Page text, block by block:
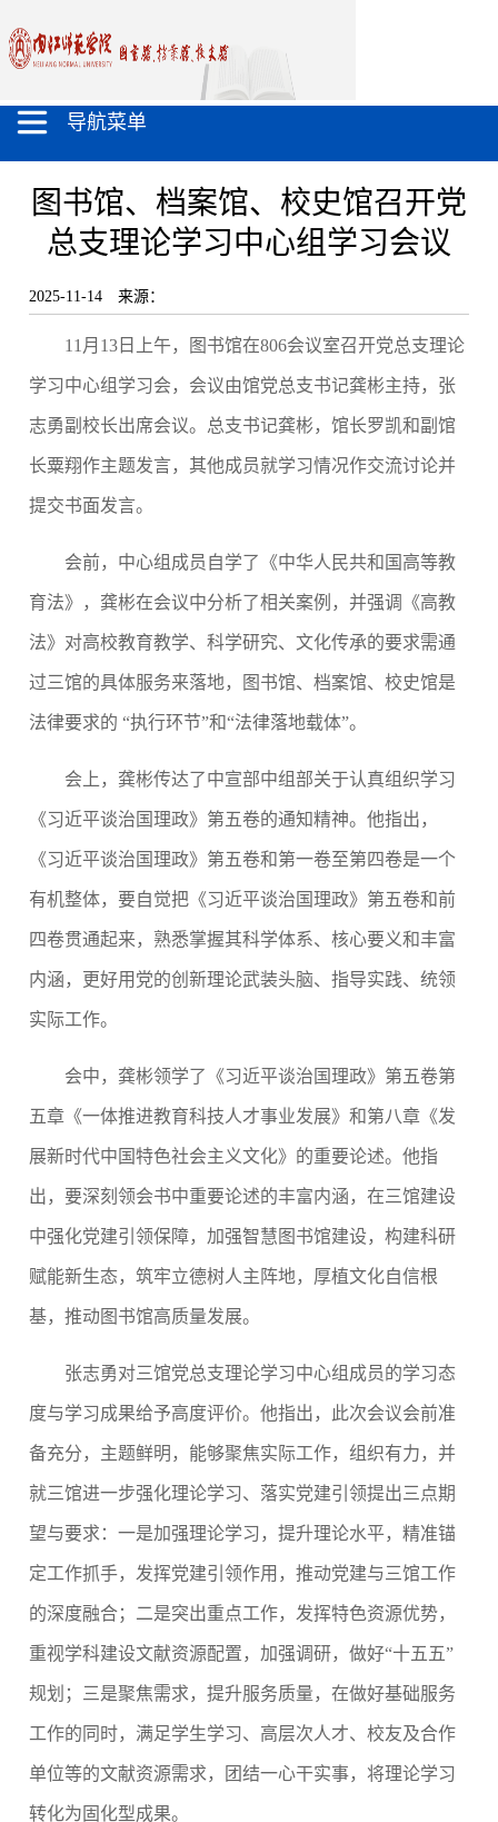
导航菜单
图书馆、档案馆、校史馆召开党
总支理论学习中心组学习会议
2025-11-14 来源：
11月13日上午，图书馆在806会议室召开党总支理论
学习中心组学习会，会议由馆党总支书记龚彬主持，张
志勇副校长出席会议。总支书记龚彬，馆长罗凯和副馆
长粟翔作主题发言，其他成员就学习情况作交流讨论并
提交书面发言。
会前，中心组成员自学了《中华人民共和国高等教
育法》， 龚彬在会议中分析了相关案例，并强调《高教
法》对高校教育教学、科学研究、文化传承的要求需通
过三馆的具体服务来落地，图书馆、档案馆、校史馆是
法律要求的 “执行环节”和“法律落地载体”。
会上，龚彬传达了中宣部中组部关于认真组织学习
《习近平谈治国理政》第五卷的通知精神。他指出，
《习近平谈治国理政》第五卷和第一卷至第四卷是一个
有机整体，要自觉把《习近平谈治国理政》第五卷和前
四卷贯通起来，熟悉掌握其科学体系、核心要义和丰富
内涵，更好用党的创新理论武装头脑、指导实践、统领
实际工作。
会中，龚彬领学了《习近平谈治国理政》第五卷第
五章《一体推进教育科技人才事业发展》和第八章《发
展新时代中国特色社会主义文化》的重要论述。他指
出，要深刻领会书中重要论述的丰富内涵，在三馆建设
中强化党建引领保障，加强智慧图书馆建设，构建科研
赋能新生态，筑牢立德树人主阵地，厚植文化自信根
基，推动图书馆高质量发展。
张志勇对三馆党总支理论学习中心组成员的学习态
度与学习成果给予高度评价。他指出，此次会议会前准
备充分，主题鲜明，能够聚焦实际工作，组织有力，并
就三馆进一步强化理论学习、落实党建引领提出三点期
望与要求：一是加强理论学习，提升理论水平，精准锚
定工作抓手，发挥党建引领作用，推动党建与三馆工作
的深度融合；二是突出重点工作，发挥特色资源优势，
重视学科建设文献资源配置，加强调研，做好“十五五”
规划；三是聚焦需求，提升服务质量，在做好基础服务
工作的同时，满足学生学习、高层次人才、校友及合作
单位等的文献资源需求，团结一心干实事，将理论学习
转化为固化型成果。